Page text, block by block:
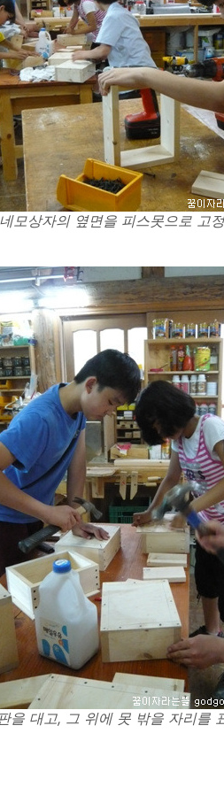
네모상자의 옆면을 피스못으로 고
을 대고, 그 위에 못 밖을 자리를